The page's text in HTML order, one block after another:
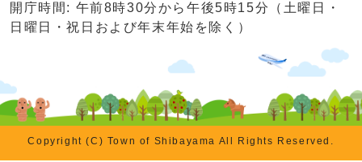
開庁時間: 午前8時30分から午後5時15分（土曜日・
日曜日・祝日および年末年始を除く）
Copyright (C) Town of Shibayama All Rights Reserved.